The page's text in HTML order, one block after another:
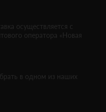
осуществляется с
оператора «Новая
в одном из наших